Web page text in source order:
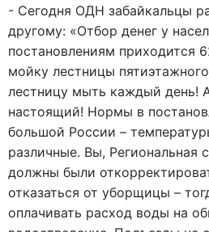
- Сегодня ОДН забайкальцы
другому: «Отбор денег у
постановлениям приходится
мойку лестницы
лестницу мыть каждый день!
настоящий! Нормы в
большой России –
различные. Вы, Региональная
должны были
отказаться от уборщицы –
оплачивать расход воды на